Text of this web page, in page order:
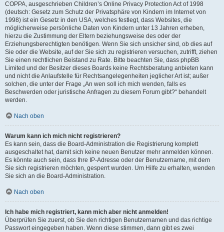
COPPA, ausgeschrieben Children’s Online Privacy Protection Act of 1998
(deutsch: Gesetz zum Schutz der Privatsphäre von Kindern im Internet von
1998) ist ein Gesetz in den USA, welches festlegt, dass Websites, die
möglicherweise persönliche Daten von Kindern unter 13 Jahren erheben,
hierzu die Zustimmung der Eltern beziehungsweise des oder der
Erziehungsberechtigten benötigen. Wenn Sie sich unsicher sind, ob dies auf
Sie oder die Website, auf der Sie sich zu registrieren versuchen, zutrifft, ziehen
Sie einen rechtlichen Beistand zu Rate. Bitte beachten Sie, dass phpBB
Limited und der Besitzer dieses Boards keine Rechtsberatung anbieten kann
und nicht die Anlaufstelle für Rechtsangelegenheiten jeglicher Art ist; außer
solchen, die unter der Frage „An wen soll ich mich wenden, falls es
Beschwerden oder juristische Anfragen zu diesem Forum gibt?“ behandelt
werden.
Nach oben
Warum kann ich mich nicht registrieren?
Es kann sein, dass die Board-Administration die Registrierung komplett
ausgeschaltet hat, damit sich keine neuen Benutzer mehr anmelden können.
Es könnte auch sein, dass Ihre IP-Adresse oder der Benutzername, mit dem
Sie sich registrieren möchten, gesperrt wurden. Um Hilfe zu erhalten, wenden
Sie sich an die Board-Administration.
Nach oben
Ich habe mich registriert, kann mich aber nicht anmelden!
Überprüfen Sie zuerst, ob Sie den richtigen Benutzernamen und das richtige
Passwort eingegeben haben. Wenn diese stimmen, dann gibt es zwei